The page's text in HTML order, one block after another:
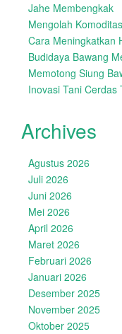
Jahe Membengkak
Mengolah
Cara Meningkatkan
Budidaya Bawang
Memotong Siung
Inovasi Tani Cerdas
Archives
Agustus 2026
Juli 2026
Juni 2026
Mei 2026
April 2026
Maret 2026
Februari 2026
Januari 2026
Desember 2025
November 2025
Oktober 2025